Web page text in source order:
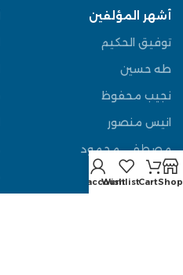
أشهر المؤلفين
توفيق الحكيم
طه حسين
نجيب محفوظ
انيس منصور
مصطفى محمود
عباس العقادShop
Cart
Wishlist
My account